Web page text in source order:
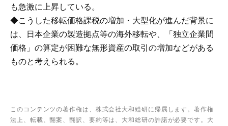
も急激に上昇している。
◆こうした移転価格課税の増加・大型化が進んだ背景に
は、日本企業の製造拠点等の海外移転や、「独立企業間
価格」の算定が困難な無形資産の取引の増加などがある
ものと考えられる。
このコンテンツの著作権は、株式会社大和総研に帰属します。著作権
法上、転載、翻案、翻訳、要約等は、大和総研の許諾が必要です。大